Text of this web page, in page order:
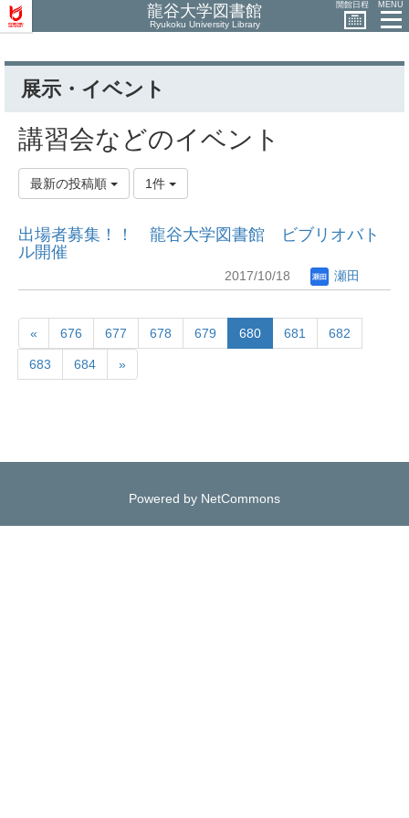
龍谷大学図書館
Ryukoku University Library
開館日程 MENU
展示・イベント
講習会などのイベント
最新の投稿順 1件
出場者募集！！ 龍谷大学図書館 ビブリオバト
ル開催
2017/10/18 瀬田
« 676 677 678 679 680 681 682
683 684 »
Powered by NetCommons